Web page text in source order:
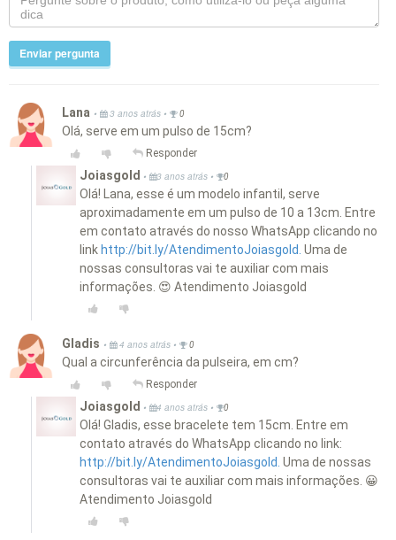
Enviar pergunta
Lana • 3 anos atrás • 0
Olá, serve em um pulso de 15cm?
Responder
Joiasgold • 3 anos atrás • 0
Olá! Lana, esse é um modelo infantil, serve
aproximadamente em um pulso de 10 a 13cm. Entre
em contato através do nosso WhatsApp clicando no
link http://bit.ly/AtendimentoJoiasgold. Uma de
nossas consultoras vai te auxiliar com mais
informações. 😍 Atendimento Joiasgold
Gladis • 4 anos atrás • 0
Qual a circunferência da pulseira, em cm?
Responder
Joiasgold • 4 anos atrás • 0
Olá! Gladis, esse bracelete tem 15cm. Entre em
contato através do WhatsApp clicando no link:
http://bit.ly/AtendimentoJoiasgold. Uma de nossas
consultoras vai te auxiliar com mais informações. 😀
Atendimento Joiasgold